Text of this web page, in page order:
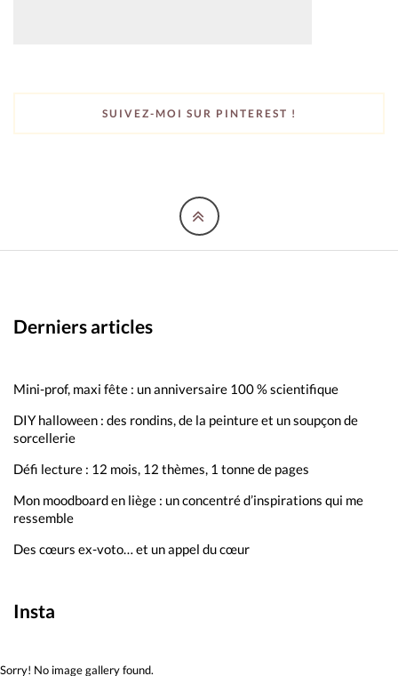
SUIVEZ-MOI SUR PINTEREST !
Derniers articles
Mini-prof, maxi fête : un anniversaire 100 % scientifique
DIY halloween : des rondins, de la peinture et un soupçon de
sorcellerie
Défi lecture : 12 mois, 12 thèmes, 1 tonne de pages
Mon moodboard en liège : un concentré d’inspirations qui me
ressemble
Des cœurs ex-voto… et un appel du cœur
Insta
Sorry! No image gallery found.